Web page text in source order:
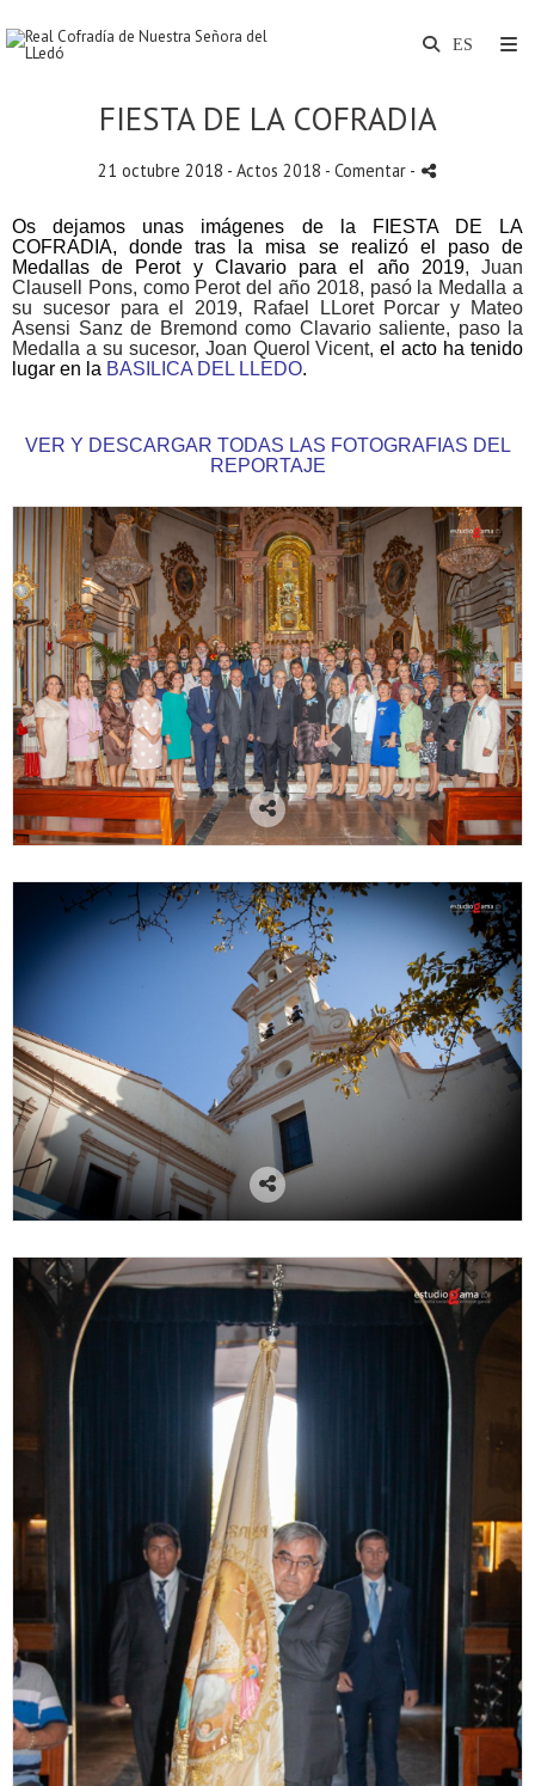
FIESTA DE LA COFRADIA
21 octubre 2018 - Actos 2018 - Comentar -
Os dejamos unas imágenes de la FIESTA DE LA
COFRADIA, donde tras la misa se realizó el paso de
Medallas de Perot y Clavario para el año 2019, Juan
Clausell Pons, como Perot del año 2018, pasó la Medalla a
su sucesor para el 2019, Rafael LLoret Porcar y Mateo
Asensi Sanz de Bremond como Clavario saliente, paso la
Medalla a su sucesor, Joan Querol Vicent,el acto ha tenido
lugar en la BASILICA DEL LLEDO.
VER Y DESCARGAR TODAS LAS FOTOGRAFIAS DEL
REPORTAJE